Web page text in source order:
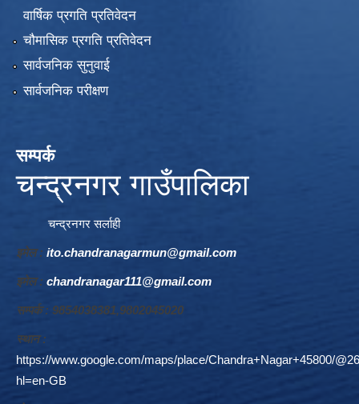
वार्षिक प्रगति प्रतिवेदन
चौमासिक प्रगति प्रतिवेदन
सार्वजनिक सुनुवाई
सार्वजनिक परीक्षण
सम्पर्क
चन्द्रनगर गाउँपालिका
चन्द्रनगर सर्लाही
इमेल : ito.chandranagarmun@gmail.com
इमेल : chandranagar111@gmail.com
सम्पर्क : 9854038381,9802045020
स्थान :
https://www.google.com/maps/place/Chandra+Nagar+45800/
hl=en-GB